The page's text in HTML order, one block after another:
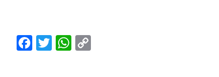
Facebook
TwitterWhatsApp